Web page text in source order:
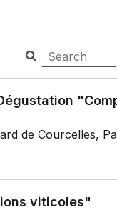
de Courcelles,
viticoles"